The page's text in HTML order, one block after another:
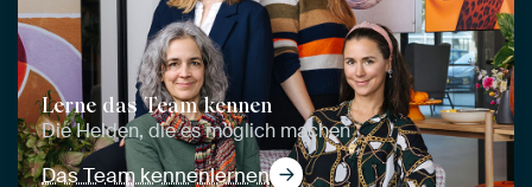
Lerne das Team kennen
Die Helden, die es möglich machen
Das Team kennenlernen